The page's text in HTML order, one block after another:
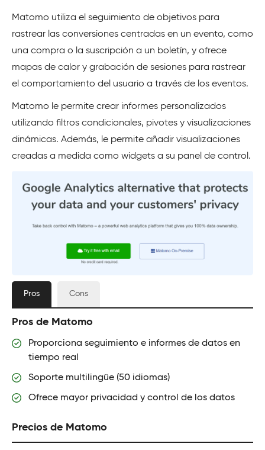
Matomo utiliza el seguimiento de objetivos para
rastrear las conversiones centradas en un evento, como
una compra o la suscripción a un boletín, y ofrece
mapas de calor y grabación de sesiones para rastrear
el comportamiento del usuario a través de los eventos.
Matomo le permite crear informes personalizados
utilizando filtros condicionales, pivotes y visualizaciones
dinámicas. Además, le permite añadir visualizaciones
creadas a medida como widgets a su panel de control.
Pros Cons
Pros de Matomo
Proporciona seguimiento e informes de datos en
tiempo real
Soporte multilingüe (50 idiomas)
Ofrece mayor privacidad y control de los datos
Precios de Matomo